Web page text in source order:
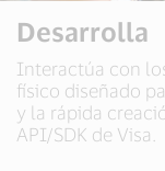
Desarrolla
Interactúa con
físico diseñado
y la rápida
API/SDK de Visa.